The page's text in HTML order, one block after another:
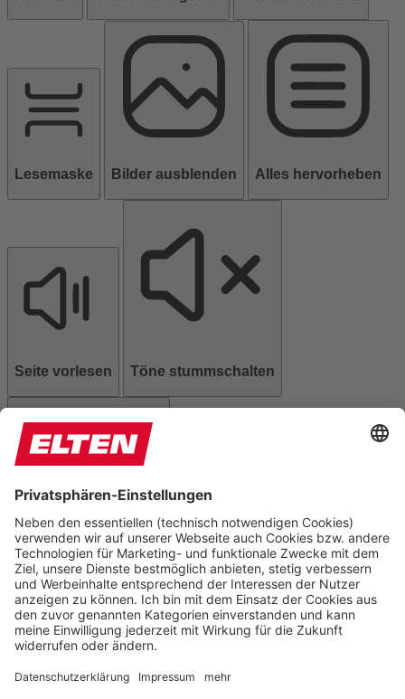
Lesemaske Bilder ausblenden Alles hervorheben
Seite vorlesen Töne stummschalten
Animationen stoppen
Einstellungen zurücksetzen